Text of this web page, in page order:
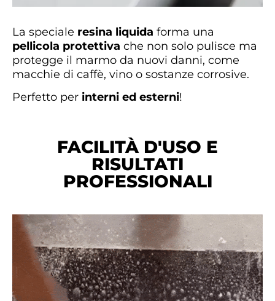
La speciale resina liquida forma una
pellicola protettiva che non solo pulisce ma
protegge il marmo da nuovi danni, come
macchie di caffè, vino o sostanze corrosive.
Perfetto per interni ed esterni!
FACILITÀ D'USO E
RISULTATI
PROFESSIONALI